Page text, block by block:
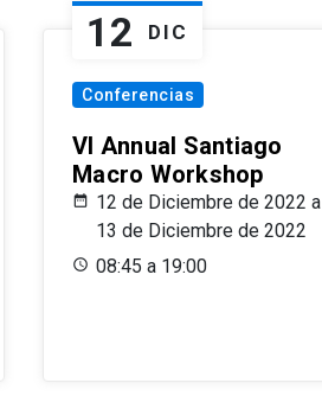
12 DIC
Conferencias
VI Annual Santiago
Macro Workshop
12 de Diciembre de 2022 a
13 de Diciembre de 2022
08:45 a 19:00